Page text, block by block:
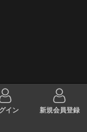
イン 新規会員登録